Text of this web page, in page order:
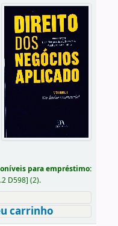
para empréstimo:
D598] (2).
carrinho